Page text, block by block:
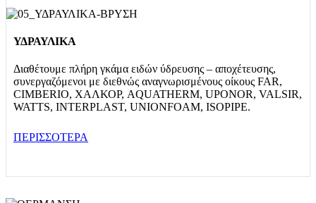
ΥΔΡΑΥΛΙΚΑ
Διαθέτουμε πλήρη γκάμα ειδών ύδρευσης – αποχέτευσης,
συνεργαζόμενοι με διεθνώς αναγνωρισμένους οίκους FAR,
CIMBERIO, ΧΑΛΚΟΡ, AQUATHERM, UPONOR, VALSIR,
WATTS, INTERPLAST, UNIONFOAM, ISOPIPE.
ΠΕΡΙΣΣΟΤΕΡΑ